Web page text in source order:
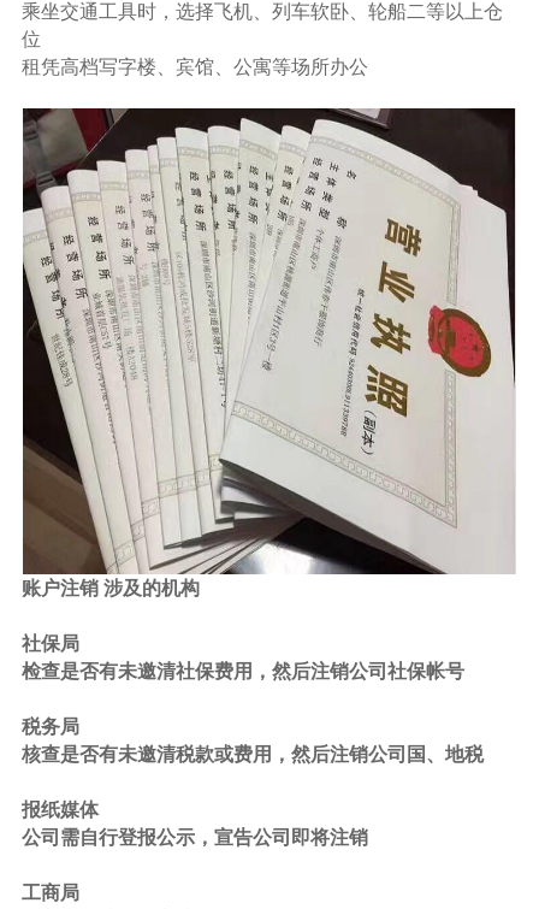
乘坐交通工具时，选择飞机、列车软卧、轮船二等以上仓
位
租凭高档写字楼、宾馆、公寓等场所办公
账户注销 涉及的机构
社保局
检查是否有未邀清社保费用，然后注销公司社保帐号
税务局
核查是否有未邀清税款或费用，然后注销公司国、地税
报纸媒体
公司需自行登报公示，宣告公司即将注销
工商局